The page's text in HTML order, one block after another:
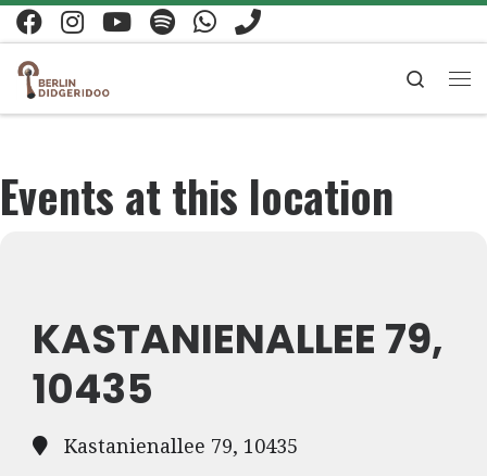
Zum Inhalt springen
Search
Events at this location
KASTANIENALLEE 79,
10435
Kastanienallee 79, 10435